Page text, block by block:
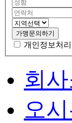
가맹문의하기
개인정보처
회
오